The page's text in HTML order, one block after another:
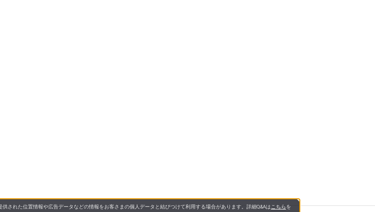
された位置情報や広告データなどの情報をお客さまの個人データと結びつけて利用する場合があります。詳細Q&Aは こちらを